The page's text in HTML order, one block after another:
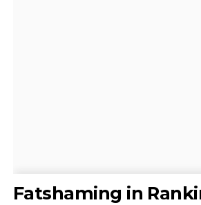
Fatshaming in